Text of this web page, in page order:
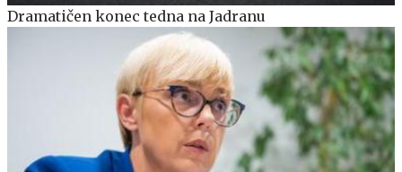
Dramatičen konec tedna na Jadranu